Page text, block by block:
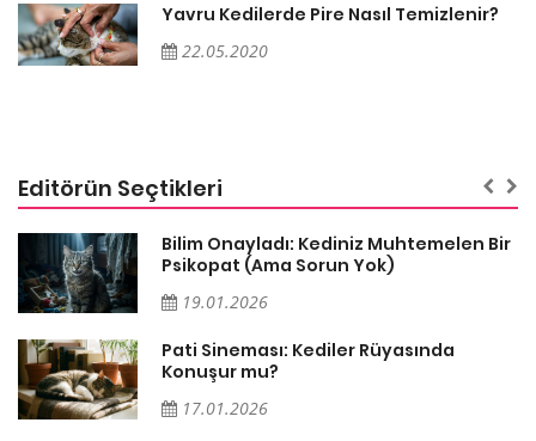
Yavru Kedilerde Pire Nasıl Temizlenir?
22.05.2020
Editörün Seçtikleri
Bilim Onayladı: Kediniz Muhtemelen Bir
Psikopat (Ama Sorun Yok)
19.01.2026
Pati Sineması: Kediler Rüyasında
Konuşur mu?
17.01.2026